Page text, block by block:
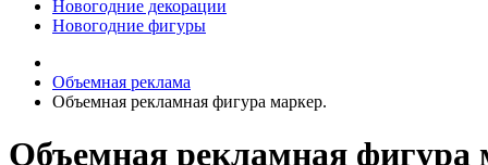
Новогодние декорации
Новогодние фигуры
Объемная реклама
Объемная рекламная фигура маркер.
Объемная рекламная фигура